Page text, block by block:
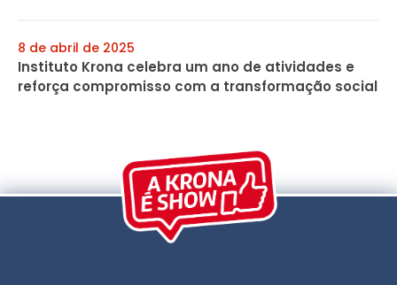
8 de abril de 2025
Instituto Krona celebra um ano de atividades e
reforça compromisso com a transformação social